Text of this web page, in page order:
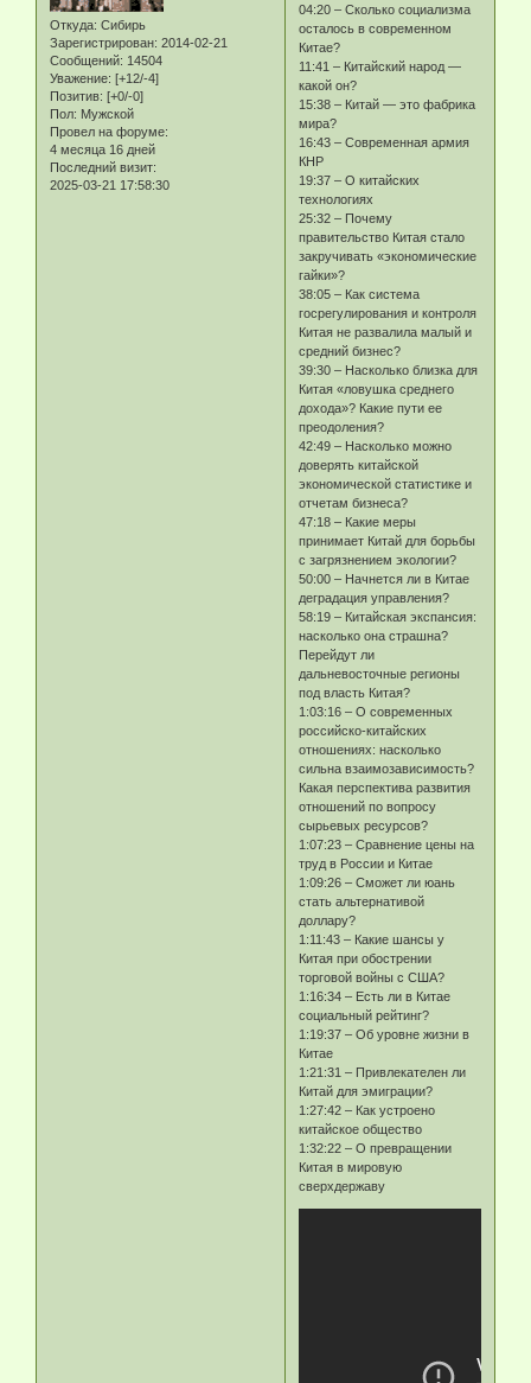
Откуда: Сибирь
Зарегистрирован: 2014-02-21
Сообщений: 14504
Уважение: [+12/-4]
Позитив: [+0/-0]
Пол: Мужской
Провел на форуме:
4 месяца 16 дней
Последний визит:
2025-03-21 17:58:30
04:20 – Сколько социализма
осталось в современном
Китае?
11:41 – Китайский народ —
какой он?
15:38 – Китай — это фабрика
мира?
16:43 – Современная армия
КНР
19:37 – О китайских
технологиях
25:32 – Почему
правительство Китая стало
закручивать «экономические
гайки»?
38:05 – Как система
госрегулирования и контроля
Китая не развалила малый и
средний бизнес?
39:30 – Насколько близка для
Китая «ловушка среднего
дохода»? Какие пути ее
преодоления?
42:49 – Насколько можно
доверять китайской
экономической статистике и
отчетам бизнеса?
47:18 – Какие меры
принимает Китай для борьбы
с загрязнением экологии?
50:00 – Начнется ли в Китае
деградация управления?
58:19 – Китайская экспансия:
насколько она страшна?
Перейдут ли
дальневосточные регионы
под власть Китая?
1:03:16 – О современных
российско-китайских
отношениях: насколько
сильна взаимозависимость?
Какая перспектива развития
отношений по вопросу
сырьевых ресурсов?
1:07:23 – Сравнение цены на
труд в России и Китае
1:09:26 – Сможет ли юань
стать альтернативой
доллару?
1:11:43 – Какие шансы у
Китая при обострении
торговой войны с США?
1:16:34 – Есть ли в Китае
социальный рейтинг?
1:19:37 – Об уровне жизни в
Китае
1:21:31 – Привлекателен ли
Китай для эмиграции?
1:27:42 – Как устроено
китайское общество
1:32:22 – О превращении
Китая в мировую
сверхдержаву